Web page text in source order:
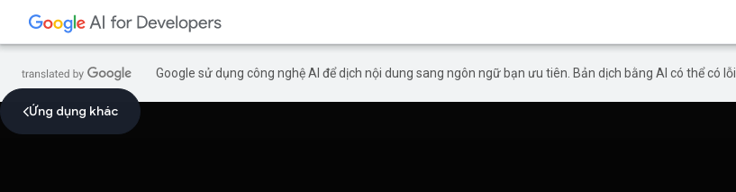
Google sử dụng công nghệ AI để dịch nội dung sang ngôn ngữ bạn ưu tiên. Bản dịch bằng AI có thể có lỗi.
Ứng dụng khác